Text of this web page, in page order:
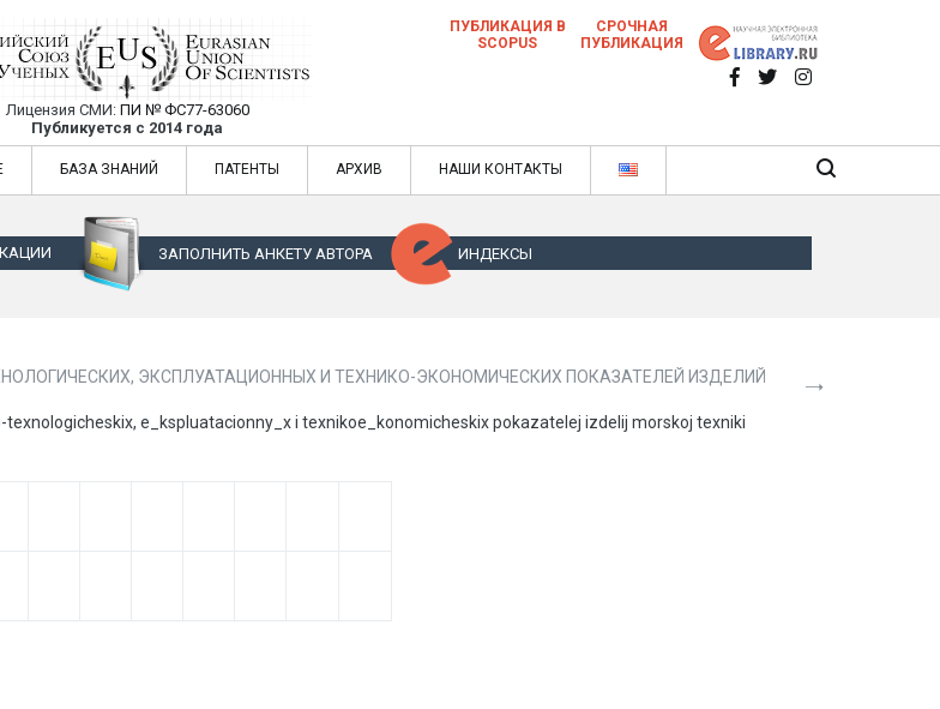
Союз Ученых — публикация научных статей в ежемесячном научном
журнале
Лицензия СМИ: ПИ № ФС77-63060
Публикуется с 2014 года
Ученых — публикация научных статей в ежемесячном научном журнале
ПУБЛИКАЦИЯ В
SCOPUS
СРОЧНАЯ
ПУБЛИКАЦИЯ
БАЗА ЗНАНИЙ ПАТЕНТЫ АРХИВ НАШИ КОНТАКТЫ
ЗАПОЛНИТЬ АНКЕТУ АВТОРА ИНДЕКСЫ
ЭКСПЛУАТАЦИОННЫХ И ТЕХНИКО-ЭКОНОМИЧЕСКИХ ПОКАЗАТЕЛЕЙ ИЗДЕЛИЙ
e_kspluatacionny_x i texnikoe_konomicheskix pokazatelej izdelij morskoj texniki